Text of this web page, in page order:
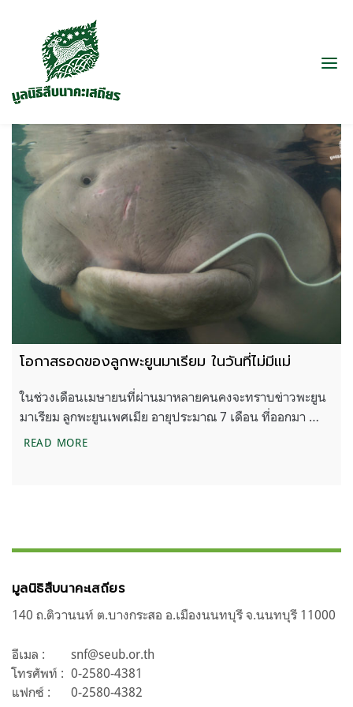
โอกาสรอดของลูกพะยูนมาเรียม ในวันที่ไม่มีแม่
ในช่วงเดือนเมษายนที่ผ่านมาหลายคนคงจะทราบข่าวพะยูน
มาเรียม ลูกพะยูนเพศเมีย อายุประมาณ 7 เดือน ที่ออกมา …
READ MOREโอกาสรอดของลูกพะยูนมาเรียม ในวันที่ไม่มีแม่
มูลนิธิสืบนาคะเสถียร
140 ถ.ติวานนท์ ต.บางกระสอ อ.เมืองนนทบุรี จ.นนทบุรี 11000
อีเมล :
snf@seub.or.th
โทรศัพท์ : 0-2580-4381
แฟกซ์ :
0-2580-4382